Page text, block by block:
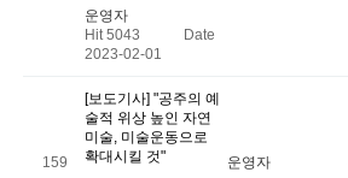
운영자
Hit 5043
Date
2023-02-01
159
[보도기사] "공주의 예
술적 위상 높인 자연
미술, 미술운동으로
확대시킬 것"
운영자